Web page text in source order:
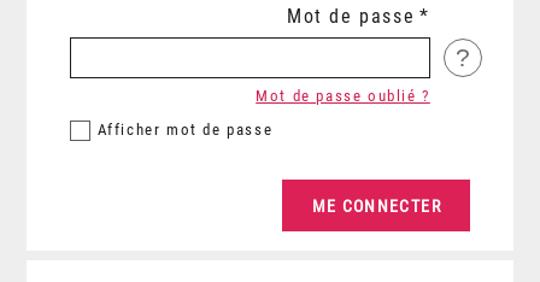
Mot de passe
?
Afficher mot de passe
Mot de passe oublié ?